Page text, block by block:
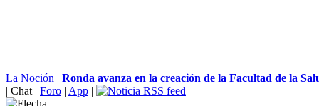
La Noción | Ronda avanza en la creación de la Facultad de la
| Chat | Foro | App |